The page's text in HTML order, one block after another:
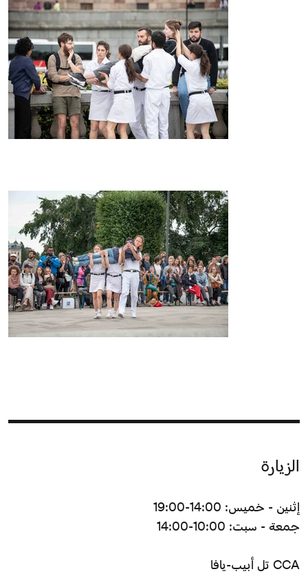
الزيارة
إثنين - خميس: 14:00-19:00
جمعة - سبت: 10:00-14:00
CCA تل أبيب-يافا